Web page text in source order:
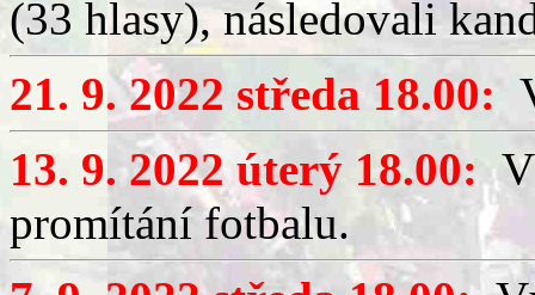
(33 hlasy), následovali
21. 9. 2022 středa 18.00:
13. 9. 2022 úterý 18.00:
promítání fotbalu.